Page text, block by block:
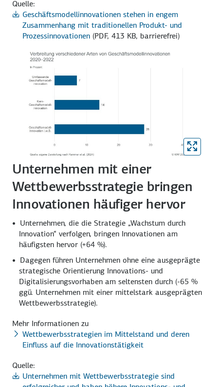
Quelle:
Geschäftsmodellinnovationen stehen in engem
Zusammenhang mit traditionellen Produkt- und
Prozessinnovationen (PDF, 413 KB, barrierefrei)
Unternehmen mit einer
Wettbewerbsstrategie bringen
Innovationen häufiger hervor
Unternehmen, die die Strategie „Wachstum durch
Innovation“ verfolgen, bringen Innovationen am
häufigsten hervor (+64 %).
Dagegen führen Unternehmen ohne eine ausgeprägte
strategische Orientierung Innovations- und
Digitalisierungs­vorhaben am seltensten durch (-65 %
ggü. Unternehmen mit einer mittelstark ausgeprägten
Wettbewerbs­strategie).
Mehr Informationen zu
Wettbewerbsstrategien im Mittelstand und deren
Einfluss auf die Innovationstätigkeit
Quelle:
Unternehmen mit Wettbewerbsstrategie sind